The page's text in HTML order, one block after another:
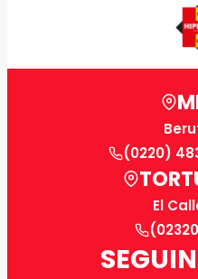
(0220)
El